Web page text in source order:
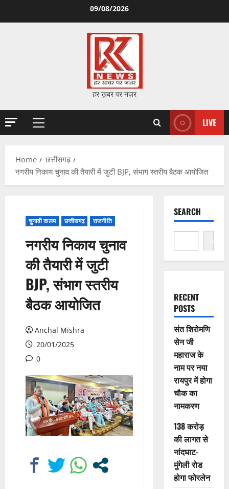
09/08/2026
हर ख़बर पर नज़र
Primary
LIVE
Home
छत्तीसगढ़
नगरीय निकाय चुनाव की तैयारी में जुटी BJP, संभाग स्तरीय बैठक आयोजित
चुनावी कलम छत्तीसगढ़ राजनीति
नगरीय निकाय चुनाव
की तैयारी में जुटी
BJP, संभाग स्तरीय
बैठक आयोजित
Anchal Mishra
20/01/2025
0
SEARCH
Search
RECENT
POSTS
संत शिरोमणि
सेन जी
महाराज के
नाम पर नया
रायपुर में होगा
चौक का
नामकरण
138 करोड़
की लागत से
नांदघाट-
मुंगेली रोड
होगा फोरलेन